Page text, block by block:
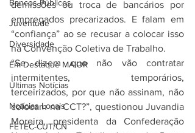
Bancos Públicos
Juventude
Diversidade
Em Destaque MAIOR
Últimas Notícias
Notícias Locais
FETEC-CUT/CN
demissões ou troca de bancários por
empregados precarizados. E falam em
“confiança” ao se recusar a colocar isso
na Convenção Coletiva de Trabalho.
“Se dizem que não vão contratar
intermitentes, temporários,
terceirizados, por que não assinam, não
colocam na CCT?”, questionou Juvandia
Moreira, presidenta da Confederação